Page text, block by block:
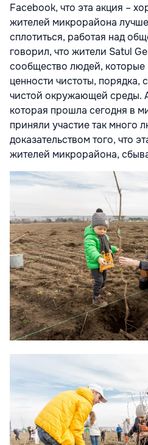
Facebook, что эта акция –
жителей микрорайона лучше
сплотиться, работая над
говорил, что жители Satul
сообщество людей, которые
ценности чистоты, порядка,
чистой окружающей среды.
которая прошла сегодня в
приняли участие так много
доказательством того, что
жителей микрорайона,